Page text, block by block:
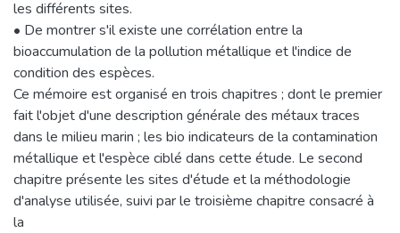
les différents sites.
• De montrer s'il existe une corrélation entre la
bioaccumulation de la pollution métallique et l'indice de
condition des espèces.
Ce mémoire est organisé en trois chapitres ; dont le premier
fait l'objet d'une description générale des métaux traces
dans le milieu marin ; les bio indicateurs de la contamination
métallique et l'espèce ciblé dans cette étude. Le second
chapitre présente les sites d'étude et la méthodologie
d'analyse utilisée, suivi par le troisième chapitre consacré à
la